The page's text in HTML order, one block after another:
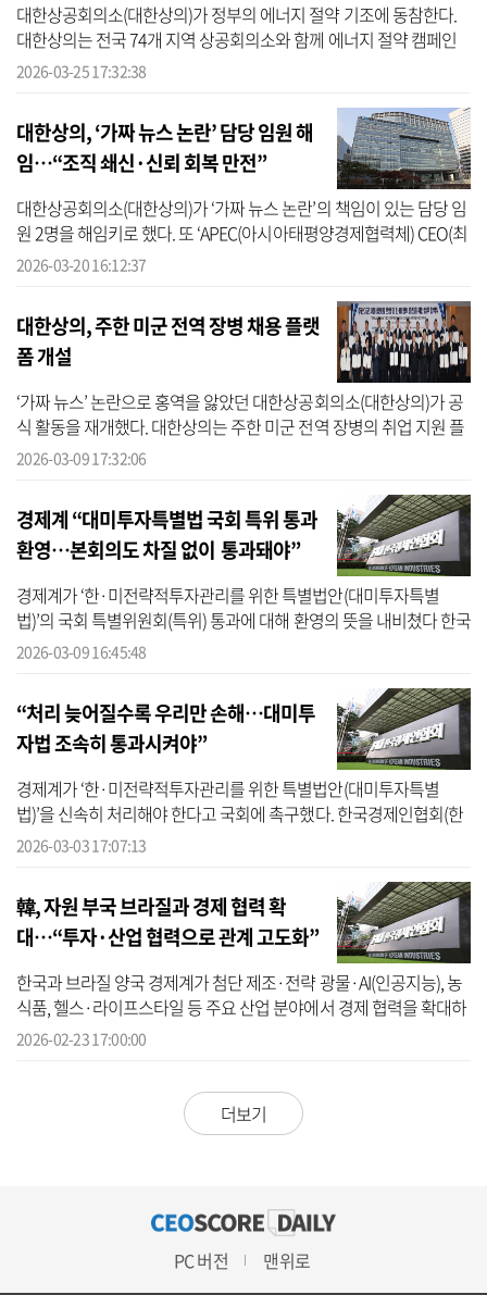
대한상공회의소(대한상의)가 정부의 에너지 절약 기조에 동참한다.
대한상의는 전국 74개 지역 상공회의소와 함께 에너지 절약 캠페인
을 실시한다고 25일 밝혔다. 이번 캠페인은 중동 정세 불안 장기화로
2026-03-25 17:32:38
대한상의, ‘가짜 뉴스 논란’ 담당 임원 해
임…“조직 쇄신·신뢰 회복 만전”
대한상공회의소(대한상의)가 ‘가짜 뉴스 논란’의 책임이 있는 담당 임
원 2명을 해임키로 했다. 또 ‘APEC(아시아태평양경제협력체) CEO(최
고경영자) 서밋’ 감사와 관련된 인사는 수사 의뢰 조치한다. 아울러
2026-03-20 16:12:37
대한상의, 주한 미군 전역 장병 채용 플랫
폼 개설
‘가짜 뉴스’ 논란으로 홍역을 앓았던 대한상공회의소(대한상의)가 공
식 활동을 재개했다. 대한상의는 주한 미군 전역 장병의 취업 지원 플
랫폼을 개설하며 한·미 동맹과 경제 협력을 강화하는 데 박차를 가한
2026-03-09 17:32:06
경제계 “대미투자특별법 국회 특위 통과
환영…본회의도 차질 없이 통과돼야”
경제계가 ‘한·미전략적투자관리를 위한 특별법안(대미투자특별
법)’의 국회 특별위원회(특위) 통과에 대해 환영의 뜻을 내비쳤다 한국
경제인협회(한경협), 대한상공회의소(대한상의), 한국경영자총협회
2026-03-09 16:45:48
“처리 늦어질수록 우리만 손해…대미투
자법 조속히 통과시켜야”
경제계가 ‘한·미전략적투자관리를 위한 특별법안(대미투자특별
법)’을 신속히 처리해야 한다고 국회에 촉구했다. 한국경제인협회(한
경협), 대한상공회의소(대한상의), 한국경영자총협회(경총), 한국무역
2026-03-03 17:07:13
韓, 자원 부국 브라질과 경제 협력 확
대…“투자·산업 협력으로 관계 고도화”
한국과 브라질 양국 경제계가 첨단 제조·전략 광물·AI(인공지능), 농
식품, 헬스·라이프스타일 등 주요 산업 분야에서 경제 협력을 확대하
자는 데 뜻을 모았다. 한국경제인협회(한경협)은 23일 서울 중구 롯데
2026-02-23 17:00:00
더보기
PC 버전 맨위로